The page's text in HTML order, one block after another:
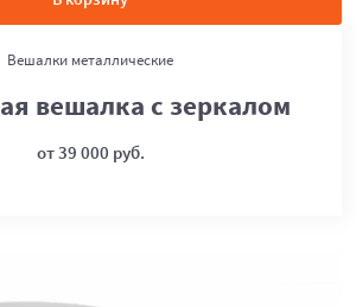
Вешалки металлические
вешалка с зеркалом
от 39 000 руб.